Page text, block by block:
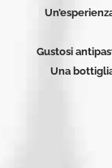
Gustosi
Una